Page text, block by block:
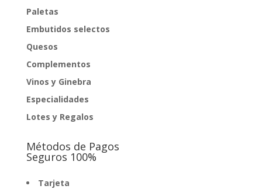
Paletas
Embutidos selectos
Quesos
Complementos
Vinos y Ginebra
Especialidades
Lotes y Regalos
Métodos de Pagos
Seguros 100%
Tarjeta